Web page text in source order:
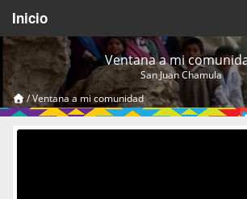
Inicio
Acerca de
Videos Temáticos
Cerrar Sesión
Ventana a mi
San Juan Chamula
/Ventana a mi comunidad